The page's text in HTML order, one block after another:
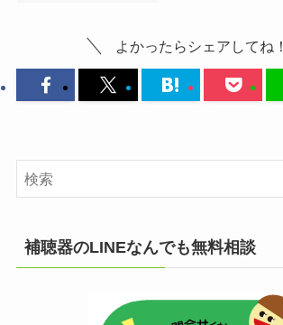
よかったらシェアしてね！
補聴器のLINEなんでも無料相談